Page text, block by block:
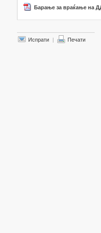
Барање за враќање на
Испрати | Печати